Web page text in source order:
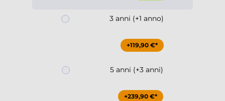
3 anni (+1 anno)
+119,90 €*
5 anni (+3 anni)
+239,90 €*